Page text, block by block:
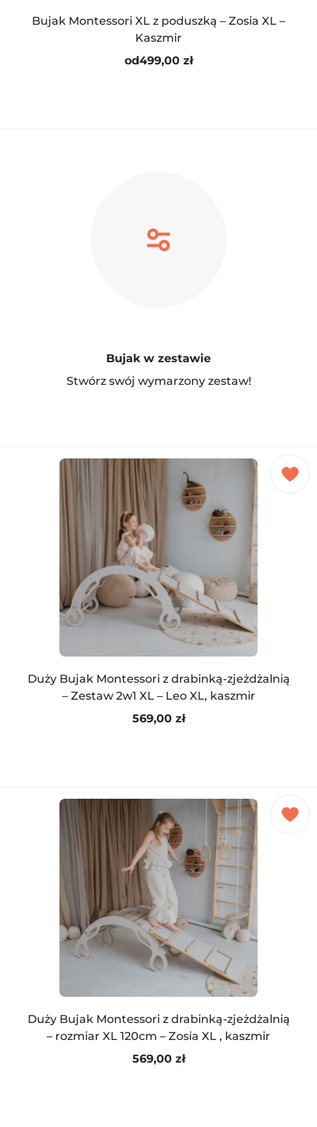
Bujak Montessori XL z poduszką – Zosia XL –
Kaszmir
od499,00 zł
Bujak w zestawie
Stwórz swój wymarzony zestaw!
Duży Bujak Montessori z drabinką-zjeżdżalnią
– Zestaw 2w1 XL – Leo XL, kaszmir
569,00 zł
Duży Bujak Montessori z drabinką-zjeżdżalnią
– rozmiar XL 120cm – Zosia XL , kaszmir
569,00 zł